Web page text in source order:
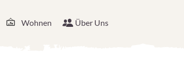
Wohnen Über Uns